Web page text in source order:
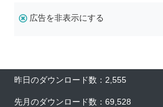
広告を非表示にする
昨日のダウンロード数：2,555
先月のダウンロード数：69,528